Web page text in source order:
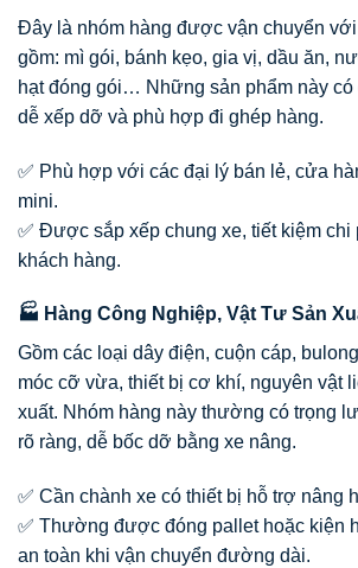
Đây là nhóm hàng được vận chuyển
gồm: mì gói, bánh kẹo, gia vị, dầu ăn,
hạt đóng gói… Những sản phẩm này có
dễ xếp dỡ và phù hợp đi ghép hàng.
✅ Phù hợp với các đại lý bán lẻ, cửa
mini.
✅ Được sắp xếp chung xe, tiết kiệm chi
khách hàng.
🏭 Hàng Công Nghiệp, Vật Tư Sản
Gồm các loại dây điện, cuộn cáp,
móc cỡ vừa, thiết bị cơ khí, nguyên vật
xuất. Nhóm hàng này thường có trọng
rõ ràng, dễ bốc dỡ bằng xe nâng.
✅ Cần chành xe có thiết bị hỗ trợ nâng
✅ Thường được đóng pallet hoặc kiện
an toàn khi vận chuyển đường dài.